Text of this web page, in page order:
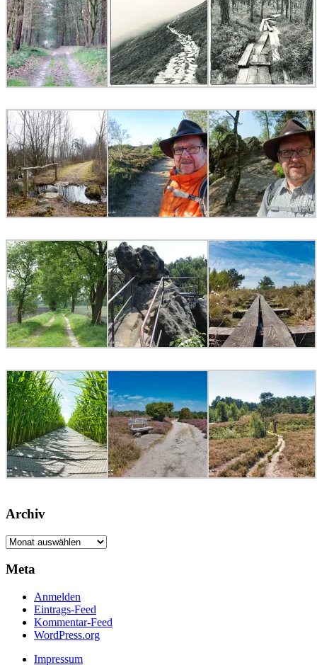
Archiv
Archiv
Meta
Anmelden
Eintrags-Feed
Kommentar-Feed
WordPress.org
Impressum